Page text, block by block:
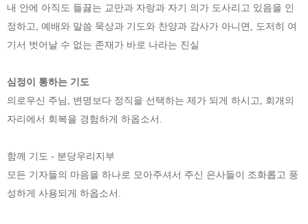
내 안에 아직도 들끓는 교만과 자랑과 자기 의가 도사리고 있음을 인
정하고, 예배와 말씀 묵상과 기도와 찬양과 감사가 아니면, 도저히 여
기서 벗어날 수 없는 존재가 바로 나라는 진실
심정이 통하는 기도
의로우신 주님, 변명보다 정직을 선택하는 제가 되게 하시고, 회개의
자리에서 회복을 경험하게 하옵소서.
함께 기도 - 분당우리지부
모든 기자들의 마음을 하나로 모아주셔서 주신 은사들이 조화롭고 풍
성하게 사용되게 하옵소서.